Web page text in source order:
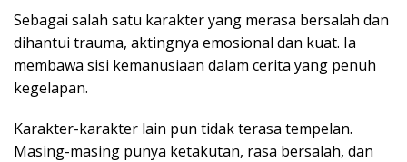
Sebagai salah satu karakter yang merasa bersalah dan
dihantui trauma, aktingnya emosional dan kuat. Ia
membawa sisi kemanusiaan dalam cerita yang penuh
kegelapan.
Karakter-karakter lain pun tidak terasa tempelan.
Masing-masing punya ketakutan, rasa bersalah, dan